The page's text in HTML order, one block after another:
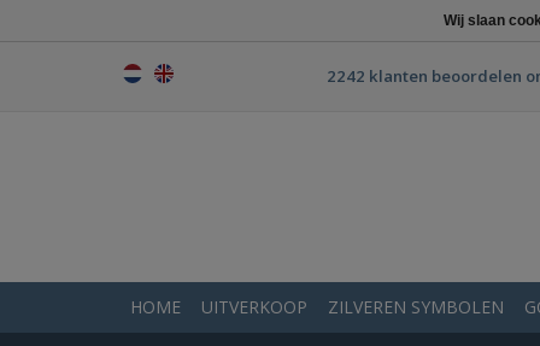
2242 klanten beoordelen
HOME UITVERKOOP ZILVEREN SYMBOLEN
Wij slaan